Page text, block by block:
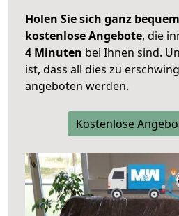
Holen Sie sich ganz
kostenlose Angebote, die
4 Minuten bei Ihnen sind.
ist, dass all dies zu
angeboten werden.
Kostenlose